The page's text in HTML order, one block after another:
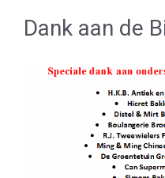
Dank aan de